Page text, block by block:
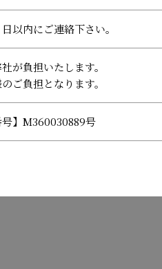
以内にご連絡下さい。
が負担いたします。
ご負担となります。
】M360030889号